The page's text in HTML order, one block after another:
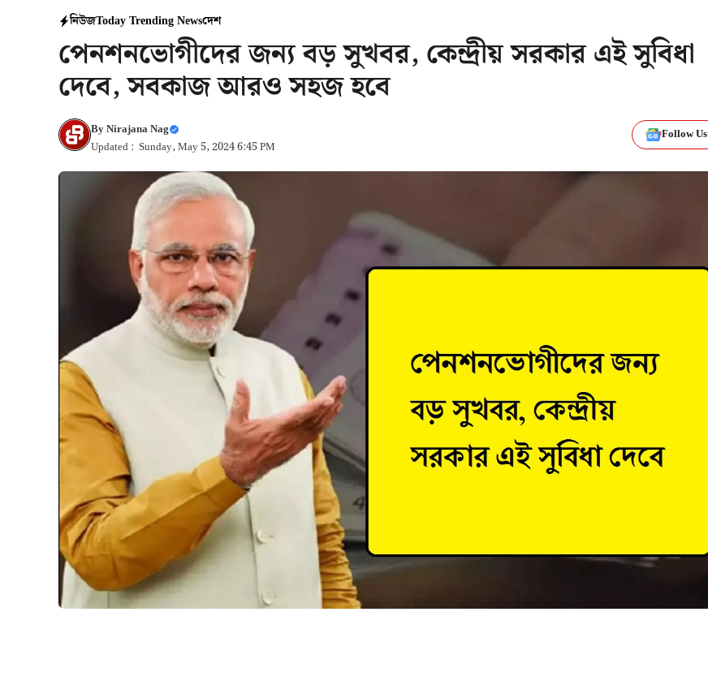
নিউজToday Trending Newsদেশ
পেনশনভোগীদের জন্য বড় সুখবর, কেন্দ্রীয় সরকার এই সুবিধা
দেবে, সবকাজ আরও সহজ হবে
ByNirajana Nag
Updated : Sunday, May 5, 2024 6:45 PM
Follow Us